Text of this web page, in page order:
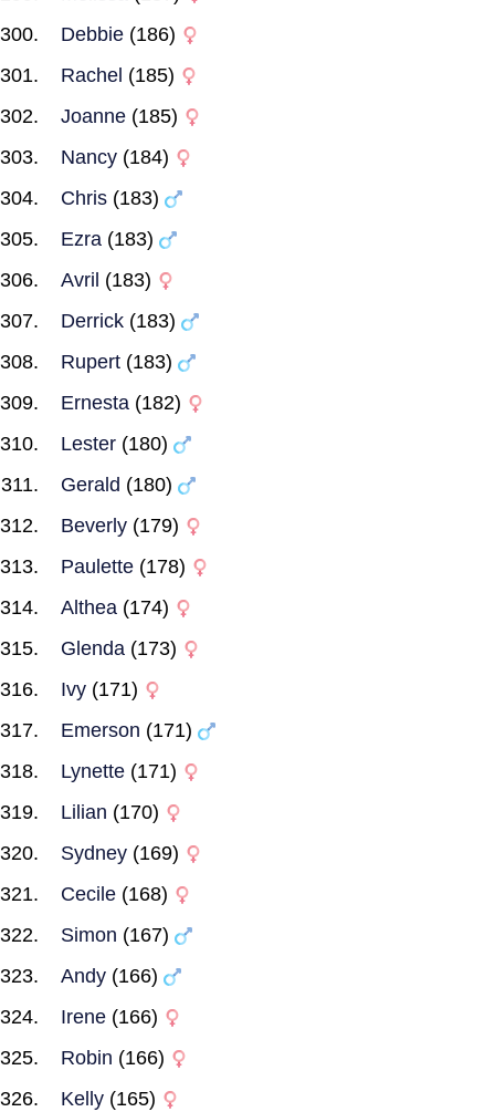
Debbie (186)
Rachel (185)
Joanne (185)
Nancy (184)
Chris (183)
Ezra (183)
Avril (183)
Derrick (183)
Rupert (183)
Ernesta (182)
Lester (180)
Gerald (180)
Beverly (179)
Paulette (178)
Althea (174)
Glenda (173)
Ivy (171)
Emerson (171)
Lynette (171)
Lilian (170)
Sydney (169)
Cecile (168)
Simon (167)
Andy (166)
Irene (166)
Robin (166)
Kelly (165)